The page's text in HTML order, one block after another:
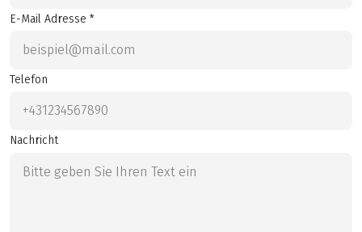
E-Mail Adresse *
Telefon
Nachricht